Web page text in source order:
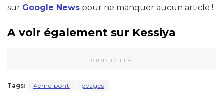
sur Google News pour ne manquer aucun article !
A voir également sur Kessiya
PUBLICITÉ
Tags: 4ème pont péages